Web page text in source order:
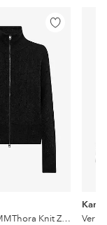
Lisää
Neuletakki MMThora Knit Zip Cardigan
Kari